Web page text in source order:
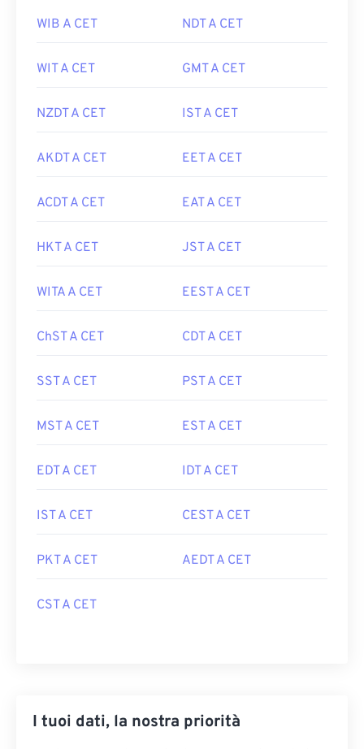
WIB A CET NDT A CET
WIT A CET GMT A CET
NZDT A CET IST A CET
AKDT A CET EET A CET
ACDT A CET EAT A CET
HKT A CET JST A CET
WITA A CET EEST A CET
ChST A CET CDT A CET
SST A CET PST A CET
MST A CET EST A CET
EDT A CET IDT A CET
IST A CET CEST A CET
PKT A CET AEDT A CET
CST A CET
I tuoi dati, la nostra priorità